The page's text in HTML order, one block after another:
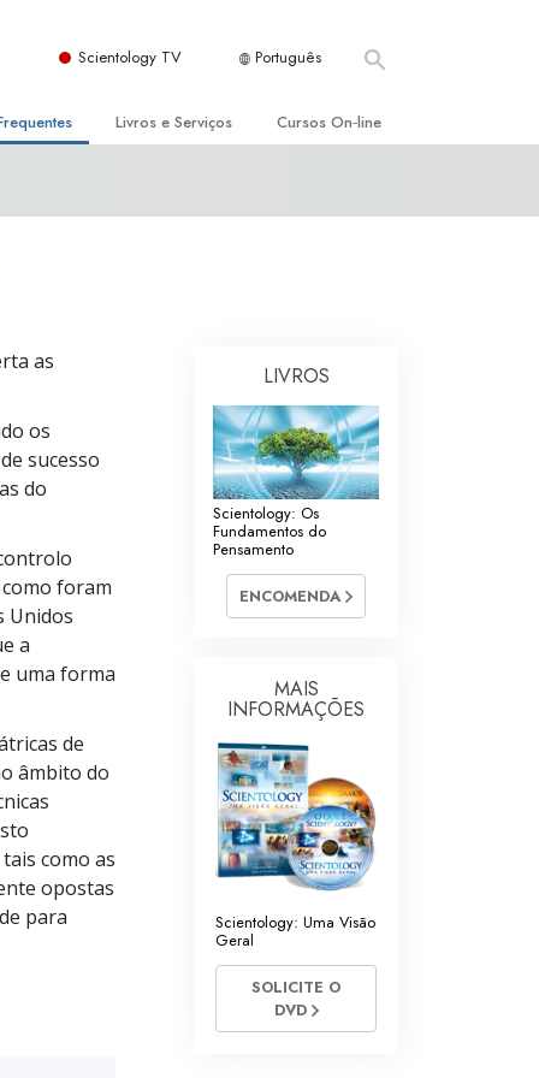
Scientology TV Português
de Scientology
Livros e Serviços
Introdutórias
Introdutórios
Cursos On‑line
Ajudas para Doenças e Ferimentos
Integridade e Honestidade
A Escala de Tom Emocional
Ética e as Condições
A Causa da Supressão
Bases da Organização
Metas e Objetivos
A Tecnologia de Estudo
as
os
sucesso
do
foram
Unidos
a
uma forma
de
âmbito do
como as
opostas
para
LIVROS
Scientology: Os
Fundamentos do
Pensamento
ENCOMENDA
MAIS
INFORMAÇÕES
Scientology: Uma Visão
Geral
SOLICITE O
DVD